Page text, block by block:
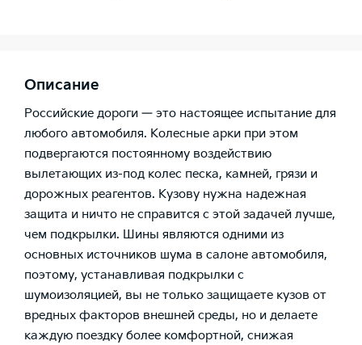
Описание
Российские дороги — это настоящее испытание для
любого автомобиля. Колесные арки при этом
подвергаются постоянному воздействию
вылетающих из-под колес песка, камней, грязи и
дорожных реагентов. Кузову нужна надежная
защита и ничто не справится с этой задачей лучше,
чем подкрылки. Шины являются одними из
основных источников шума в салоне автомобиля,
поэтому, устанавливая подкрылки с
шумоизоляцией, вы не только защищаете кузов от
вредных факторов внешней среды, но и делаете
каждую поездку более комфортной, снижая